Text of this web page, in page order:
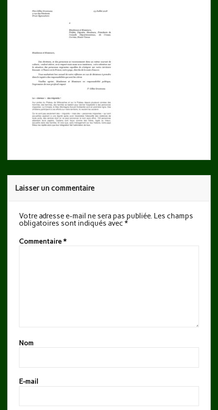
Laisser un commentaire
Votre adresse e-mail ne sera pas publiée. Les champs
obligatoires sont indiqués avec *
Commentaire*
Nom
E-mail